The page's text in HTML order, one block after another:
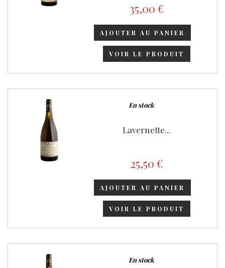
35,00 €
AJOUTER AU PANIER
VOIR LE PRODUIT
En stock
Lavernette...
25,50 €
AJOUTER AU PANIER
VOIR LE PRODUIT
En stock